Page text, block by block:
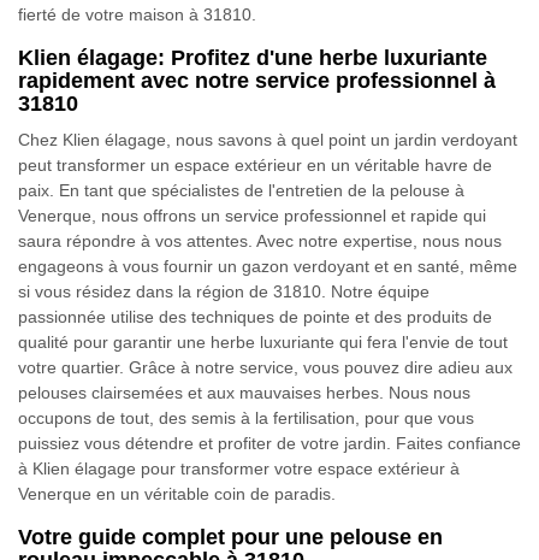
fierté de votre maison à 31810.
Klien élagage: Profitez d'une herbe luxuriante
rapidement avec notre service professionnel à
31810
Chez Klien élagage, nous savons à quel point un jardin verdoyant
peut transformer un espace extérieur en un véritable havre de
paix. En tant que spécialistes de l'entretien de la pelouse à
Venerque, nous offrons un service professionnel et rapide qui
saura répondre à vos attentes. Avec notre expertise, nous nous
engageons à vous fournir un gazon verdoyant et en santé, même
si vous résidez dans la région de 31810. Notre équipe
passionnée utilise des techniques de pointe et des produits de
qualité pour garantir une herbe luxuriante qui fera l'envie de tout
votre quartier. Grâce à notre service, vous pouvez dire adieu aux
pelouses clairsemées et aux mauvaises herbes. Nous nous
occupons de tout, des semis à la fertilisation, pour que vous
puissiez vous détendre et profiter de votre jardin. Faites confiance
à Klien élagage pour transformer votre espace extérieur à
Venerque en un véritable coin de paradis.
Votre guide complet pour une pelouse en